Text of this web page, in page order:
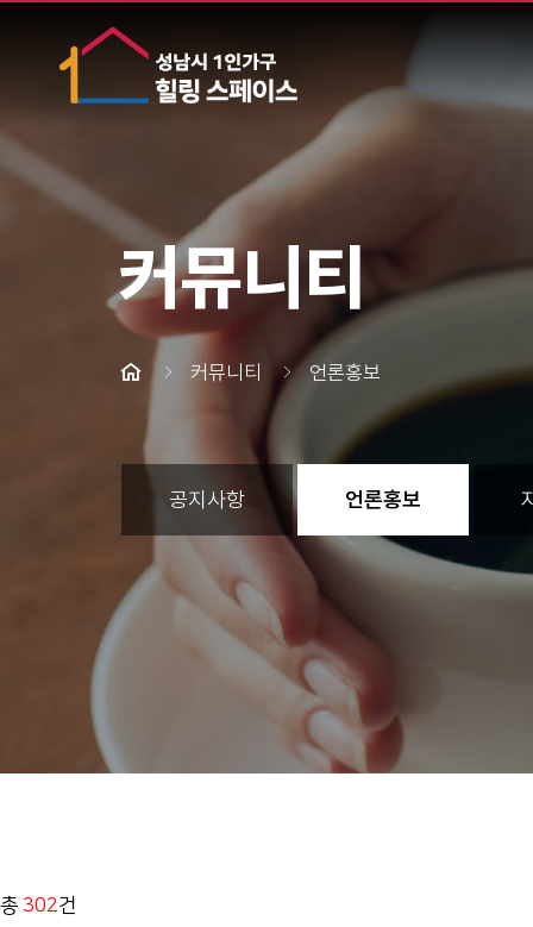
커뮤니티
커뮤니티 언론홍보
공지사항 언론홍보
총 302건